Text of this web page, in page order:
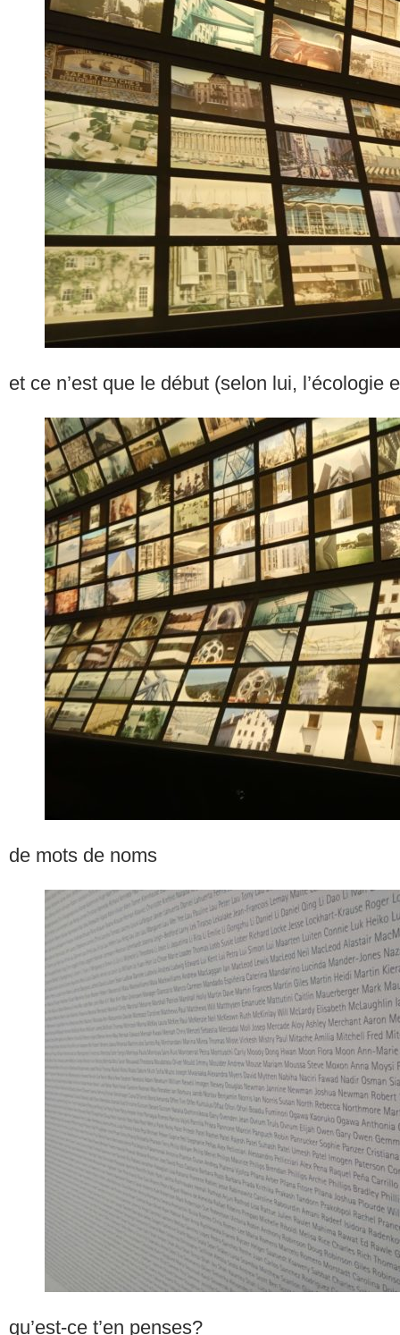
et ce n’est que le début (selon lui,
de mots de noms
qu’est-ce t’en penses?